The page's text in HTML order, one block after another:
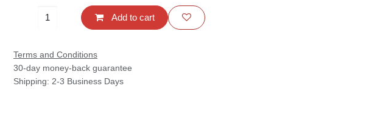
Add to cart
Terms and Conditions
30-day money-back guarantee
Shipping: 2-3 Business Days